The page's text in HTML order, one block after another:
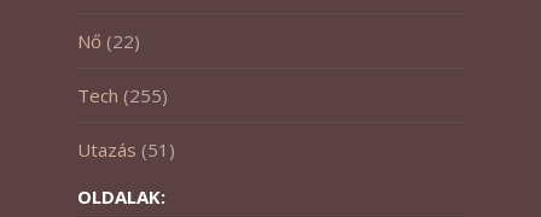
Nő (22)
Tech (255)
Utazás (51)
OLDALAK: